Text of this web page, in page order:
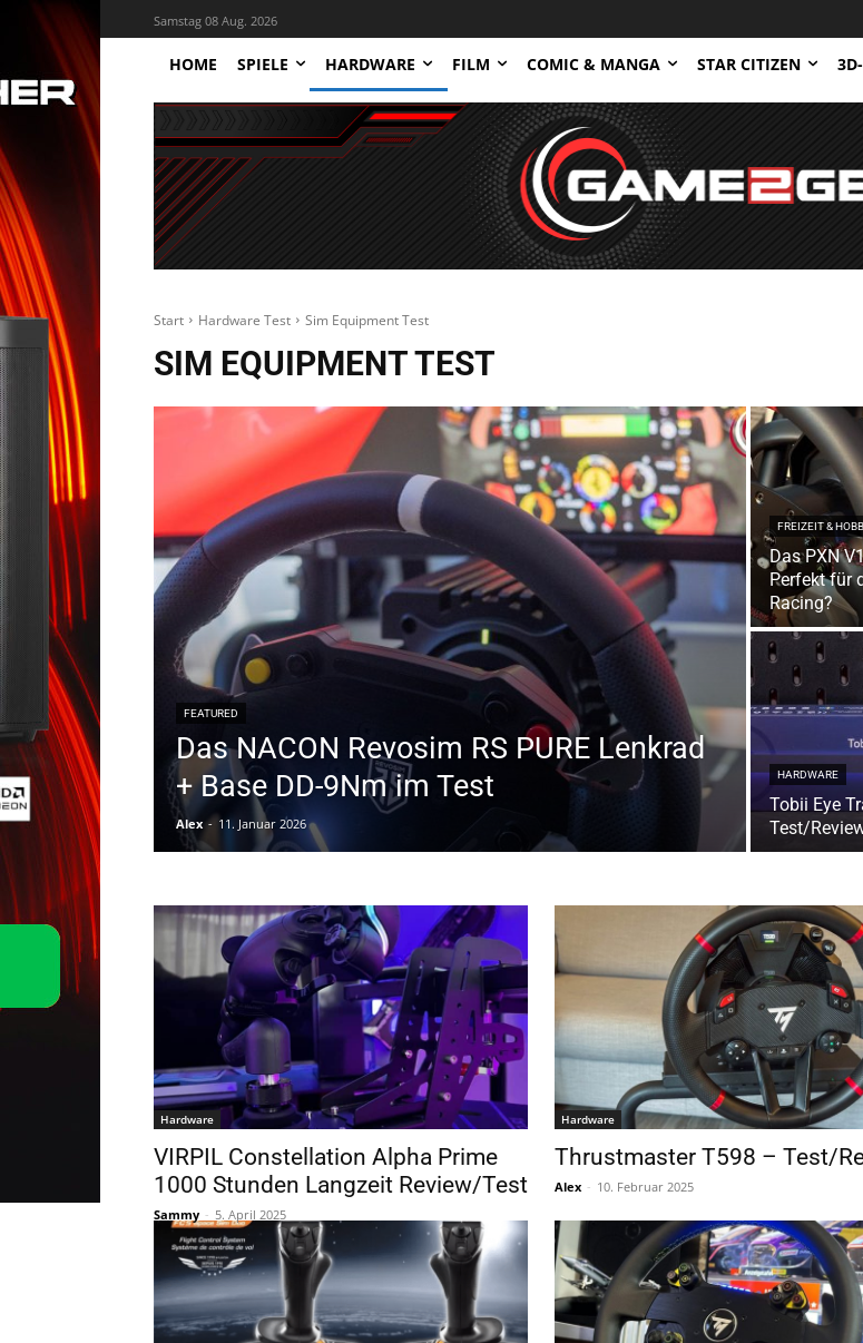
Samstag 08 Aug. 2026
HOME SPIELE HARDWARE FILM COMIC & MANGA STAR CITIZEN
Start Hardware Test Sim Equipment Test
SIM EQUIPMENT TEST
FEATURED
Das NACON Revosim RS PURE Lenkrad
+ Base DD-9Nm im Test
Alex - 11. Januar 2026
FREIZEIT &
Das PXN
Perfekt für
Racing?
HARDWARE
Tobii Eye
Test/
Hardware
VIRPIL Constellation Alpha Prime
1000 Stunden Langzeit Review/Test
Sammy - 5. April 2025
Hardware
Thrustmaster T598 – Test/
Alex - 10. Februar 2025